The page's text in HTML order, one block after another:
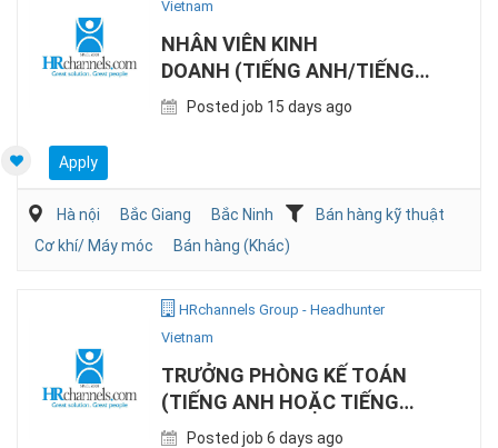
Vietnam
NHÂN VIÊN KINH
DOANH (TIẾNG ANH/TIẾNG
TRUNG, MÁY CÔNG TRÌNH)
Posted job 15 days ago
Apply
Hà nội Bắc Giang Bắc Ninh
Bán hàng kỹ thuật
Cơ khí/ Máy móc
Bán hàng (Khác)
HRchannels Group - Headhunter
Vietnam
TRƯỞNG PHÒNG KẾ TOÁN
(TIẾNG ANH HOẶC TIẾNG
TRUNG, SẢN XUẤT)
Posted job 6 days ago